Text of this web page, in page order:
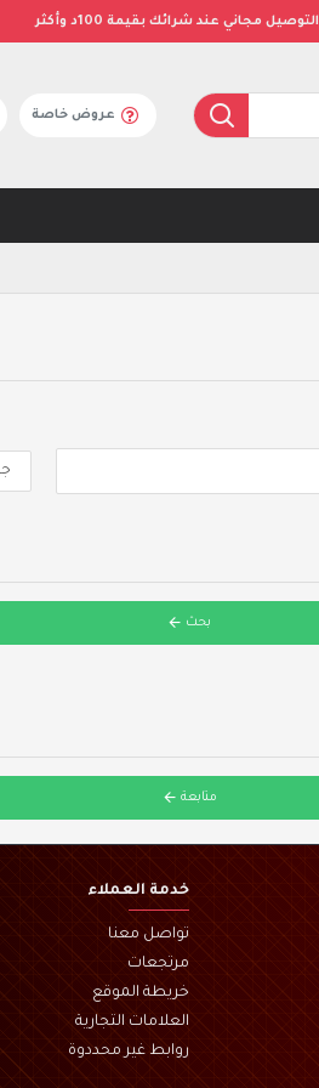
التوصيل مجاني عند شرائك بقيمة 100د وأكثر
عروض خاصة
بحث
متابعة
خدمة العملاء
تواصل معنا
مرتجعات
خريطة الموقع
العلامات التجارية
روابط غير محددوة